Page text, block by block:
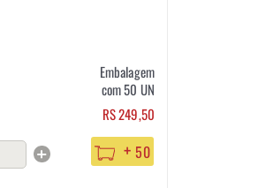
Embalagem
com 50 UN
RS 249,50
+50